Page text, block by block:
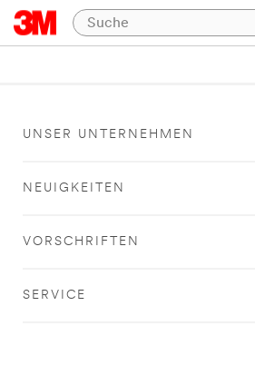
UNSER UNTERNEHMEN
NEUIGKEITEN
VORSCHRIFTEN
SERVICE